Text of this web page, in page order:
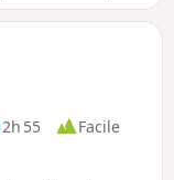
descente le long
2h 55
Facile